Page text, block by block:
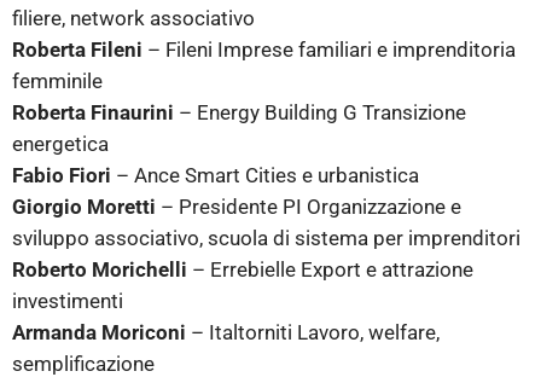
filiere, network associativo
Roberta Fileni – Fileni Imprese familiari e imprenditoria
femminile
Roberta Finaurini – Energy Building G Transizione
energetica
Fabio Fiori – Ance Smart Cities e urbanistica
Giorgio Moretti – Presidente PI Organizzazione e
sviluppo associativo, scuola di sistema per imprenditori
Roberto Morichelli – Errebielle Export e attrazione
investimenti
Armanda Moriconi – Italtorniti Lavoro, welfare,
semplificazione